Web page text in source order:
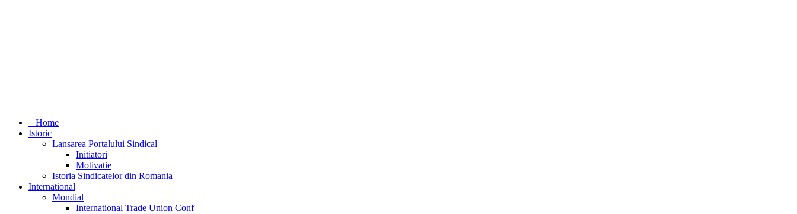
Home
Istoric
Lansarea Portalului Sindical
Initiatori
Motivatie
Istoria Sindicatelor din Romania
International
Mondial
International Trade Union Conf